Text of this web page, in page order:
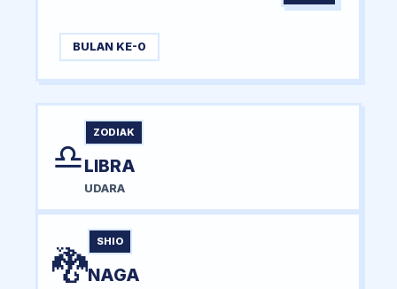
BULAN KE-0
♎
ZODIAK
LIBRA
UDARA
🐉
SHIO
NAGA